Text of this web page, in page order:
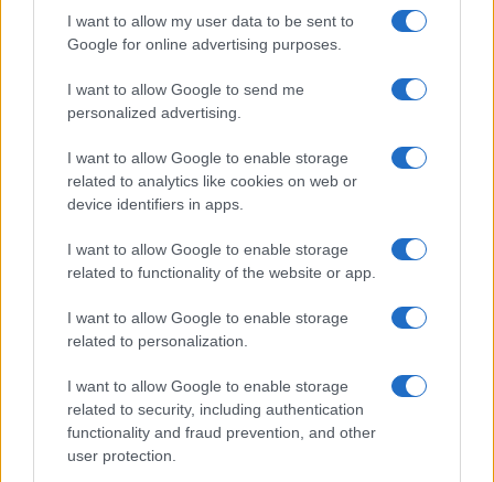
I want to allow my user data to be sent to
Google for online advertising purposes.
I want to allow Google to send me
personalized advertising.
I want to allow Google to enable storage
related to analytics like cookies on web or
device identifiers in apps.
I want to allow Google to enable storage
related to functionality of the website or app.
I want to allow Google to enable storage
related to personalization.
I want to allow Google to enable storage
related to security, including authentication
functionality and fraud prevention, and other
user protection.
KAPCSOLÓDÓ HÍREK
Az összecsukható iPhone ezzel a két funkcióval állva
hagyhatja a Samsungot
Mark Gurman szerint az első hajlítható iPhone „2027-re
lehet a piacon”
vastagságáról
a pletyka igaznak bizonyul
Az iOS 27 prioritásként kezeli az Apple összecsukható
iPhone-jának új funkcióit